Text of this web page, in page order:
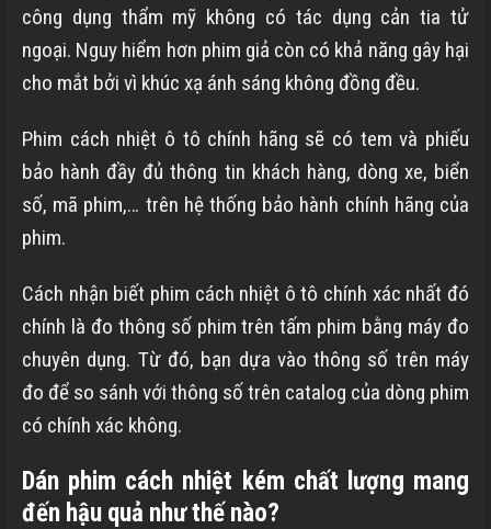
công dụng thẩm mỹ không có tác dụng cản tia tử
ngoại. Nguy hiểm hơn phim giả còn có khả năng gây hại
cho mắt bởi vì khúc xạ ánh sáng không đồng đều.
Phim cách nhiệt ô tô chính hãng sẽ có tem và phiếu
bảo hành đầy đủ thông tin khách hàng, dòng xe, biển
số, mã phim,… trên hệ thống bảo hành chính hãng của
phim.
Cách nhận biết phim cách nhiệt ô tô chính xác nhất đó
chính là đo thông số phim trên tấm phim bằng máy đo
chuyên dụng. Từ đó, bạn dựa vào thông số trên máy
đo để so sánh với thông số trên catalog của dòng phim
có chính xác không.
Dán phim cách nhiệt kém chất lượng mang
đến hậu quả như thế nào?